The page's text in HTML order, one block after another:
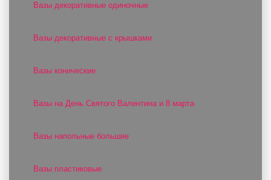
Вазы декоративные одиночные
Вазы декоративные с крышками
Вазы конические
Вазы на День Святого Валентина и 8 марта
Вазы напольные большие
Вазы пластиковые